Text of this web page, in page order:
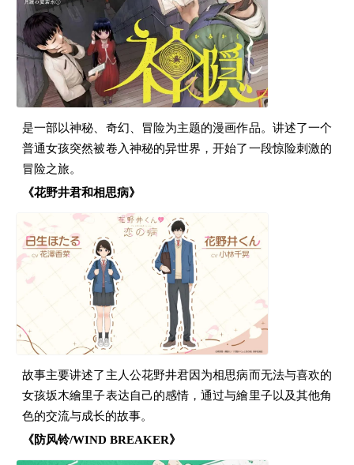
是一部以神秘、奇幻、冒险为主题的漫画作品。讲述了一个
普通女孩突然被卷入神秘的异世界，开始了一段惊险刺激的
冒险之旅。
《花野井君和相思病》
故事主要讲述了主人公花野井君因为相思病而无法与喜欢的
女孩坂木繪里子表达自己的感情，通过与繪里子以及其他角
色的交流与成长的故事。
《防风铃/WIND BREAKER》